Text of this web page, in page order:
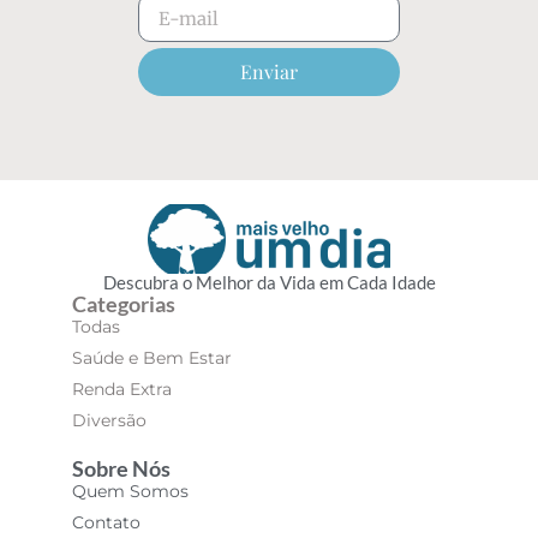
Enviar
Descubra o Melhor da Vida em Cada Idade
Categorias
Todas
Saúde e Bem Estar
Renda Extra
Diversão
Sobre Nós
Quem Somos
Contato